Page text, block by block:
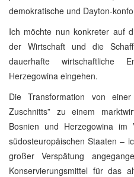
demokratische und Dayton-
Ich möchte nun konkreter auf
der Wirtschaft und die
dauerhafte wirtschaftliche
Herzegowina eingehen.
Die Transformation von einer
Zuschnitts” zu einem
Bosnien und Herzegowina
südosteuropäischen Staaten –
großer Verspätung
Konservierungsmittel für das